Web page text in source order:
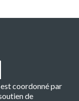
coordonné par
de